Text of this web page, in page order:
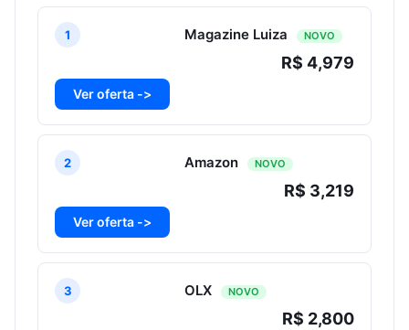
1 Magazine Luiza NOVO
R$ 4,979
Ver oferta ->
2 Amazon NOVO
R$ 3,219
Ver oferta ->
3 OLX NOVO
R$ 2,800